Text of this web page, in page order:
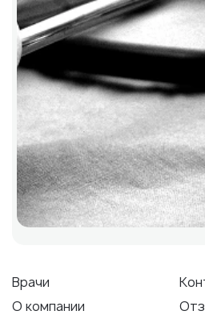
Врачи
О компании